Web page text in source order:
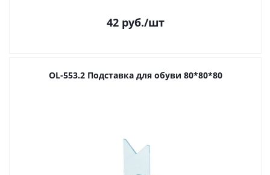
42руб./шт
OL-553.2 Подставка для обуви 80*80*80